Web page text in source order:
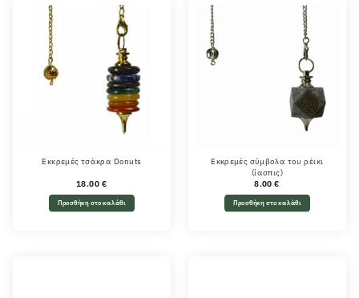
Εκκρεμές τσάκρα Donuts
18.00 €
Προσθήκη στο καλάθι
Εκκρεμές σύμβολα του ρέικι
(ίασπις)
8.00€
Προσθήκη στο καλάθι